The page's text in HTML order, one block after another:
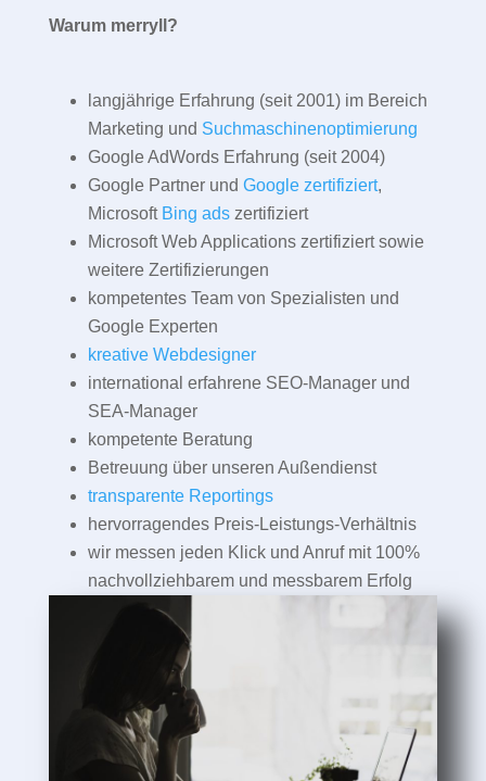
Warum merryll?
langjährige Erfahrung (seit 2001) im Bereich
Marketing und Suchmaschinenoptimierung
Google AdWords Erfahrung (seit 2004)
Google Partner und Google zertifiziert,
Microsoft Bing adszertifiziert
Microsoft Web Applications zertifiziert sowie
weitere Zertifizierungen
kompetentes Team von Spezialisten und
Google Experten
kreative Webdesigner
international erfahrene SEO-Manager und
SEA-Manager
kompetente Beratung
Betreuung über unseren Außendienst
transparente Reportings
hervorragendes Preis-Leistungs-Verhältnis
wir messen jeden Klick und Anruf mit 100%
nachvollziehbarem und messbarem Erfolg